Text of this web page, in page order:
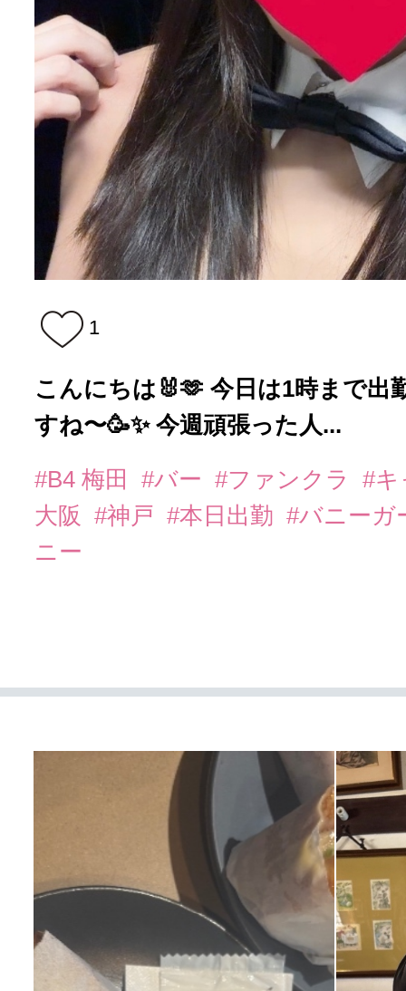
1
こんにちは🐰🫶 今日は1時まで出
すね〜🥳✨ 今週頑張った人...
#B4 梅田 #バー #ファンクラ
#
大阪
#神戸 #本日出勤 #バニーガ
ニー